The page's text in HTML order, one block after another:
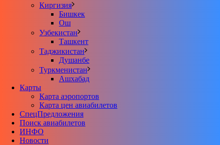
Киргизия
Бишкек
Ош
Узбекистан
Ташкент
Таджикистан
Душанбе
Туркменистан
Ашхабад
Карты
Карта аэропортов
Карта цен авиабилетов
CпецПредложения
Поиск авиабилетов
ИНФО
Новости